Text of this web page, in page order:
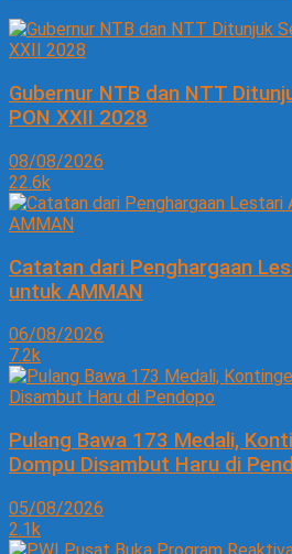
Gubernur NTB dan NTT
PON XXII 2028
08/08/2026
22.6k
Catatan dari Penghargaan
untuk AMMAN
06/08/2026
7.2k
Pulang Bawa 173 Medali,
Dompu Disambut Haru di
05/08/2026
2.1k